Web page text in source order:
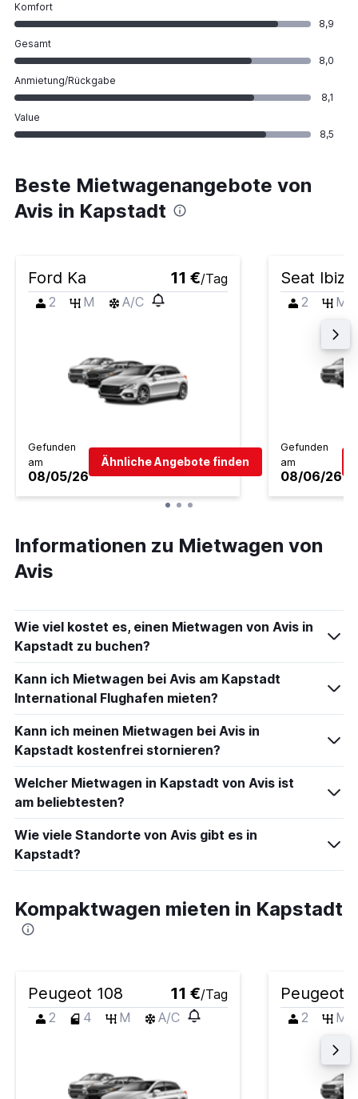
Komfort
8,9
Gesamt
8,0
Anmietung/Rückgabe
8,1
Value
8,5
Beste Mietwagenangebote von
Avis in Kapstadt
Ford Ka 11 €/Tag
2
M A/C
Gefunden
am
08/05/26
Ähnliche Angebote finden
Seat Ibiza
2 M
Gefunden
am
08/06/26
Informationen zu Mietwagen von
Avis
Wie viel kostet es, einen Mietwagen von Avis in
Kapstadt zu buchen?
Kann ich Mietwagen bei Avis am Kapstadt
International Flughafen mieten?
Kann ich meinen Mietwagen bei Avis in
Kapstadt kostenfrei stornieren?
Welcher Mietwagen in Kapstadt von Avis ist
am beliebtesten?
Wie viele Standorte von Avis gibt es in
Kapstadt?
Kompaktwagen mieten in Kapstadt
Peugeot 108 11 €/Tag
2
4 M A/C
Peugeot
2 M